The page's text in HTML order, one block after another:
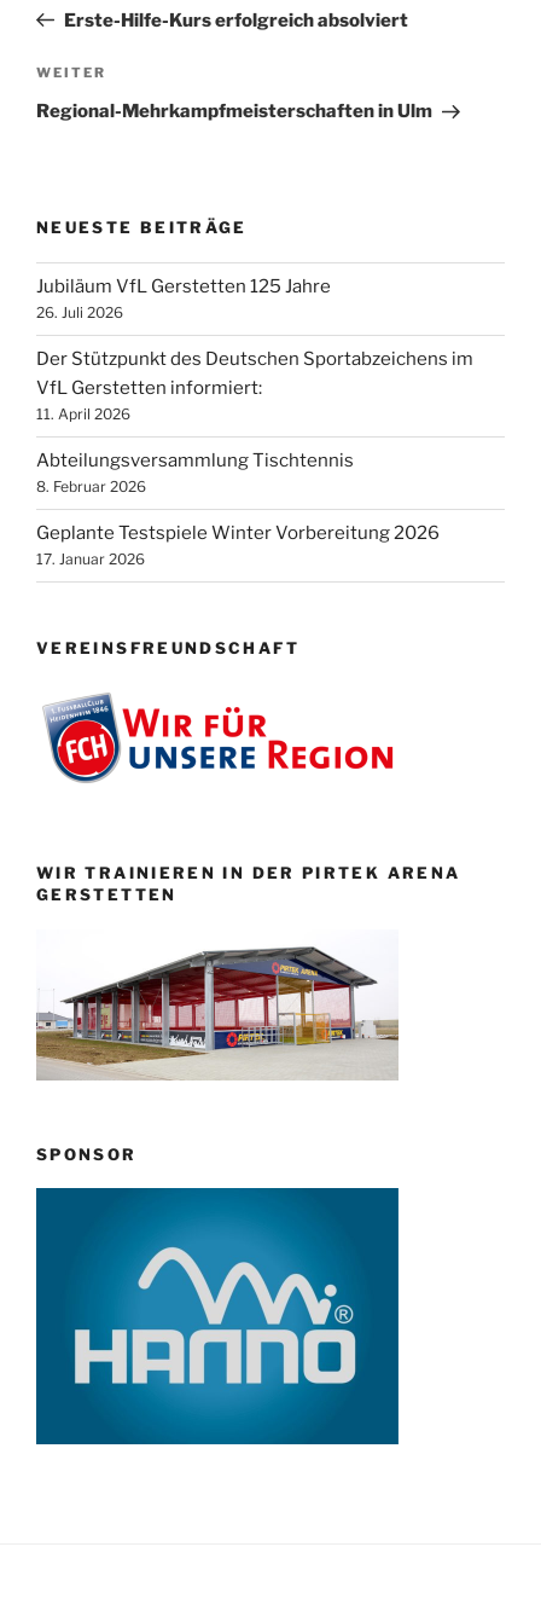
Beitrag
Erste-Hilfe-Kurs erfolgreich absolviert
Nächster
Beitrag
WEITER
Regional-Mehrkampfmeisterschaften in Ulm
NEUESTE BEITRÄGE
Jubiläum VfL Gerstetten 125 Jahre
26. Juli 2026
Der Stützpunkt des Deutschen Sportabzeichens im
VfL Gerstetten informiert:
11. April 2026
Abteilungsversammlung Tischtennis
8. Februar 2026
Geplante Testspiele Winter Vorbereitung 2026
17. Januar 2026
VEREINSFREUNDSCHAFT
WIR TRAINIEREN IN DER PIRTEK ARENA
GERSTETTEN
SPONSOR